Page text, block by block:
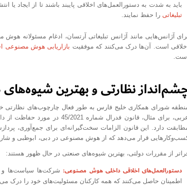
باید به شدت به دستورالعمل‌های اخلاقی پایبند باشند تا از ایجاد
تبلیغاتی را حفظ نمایند.
آژانس‌هایی مانند آژانس تبلیغاتی آرتسان، ادغام مسئولانه
است. آن‌ها درک می‌کنند که موفقیت بازاریابی هوش مصنوعی
نظارتی و بهترین
شورای همکاری خلیج فارس به طور فعال چارچوب‌های نظارتی
دارد. این قانون الزامات سخت‌گیرانه‌ای برای جمع‌آوری،
قرار می‌دهد که از هوش مصنوعی در دبی، ابوظبی و
از مقررات دولتی، بهترین شیوه‌های صنعتی در حال ظهور هستند:
دستورالعمل‌های اخلاقی داخلی هوش مصنوعی:شرکت‌ها سیاست‌ها و
اطمینان حاصل می‌کنند که همه کارکنان مسئولیت‌های خود را درک